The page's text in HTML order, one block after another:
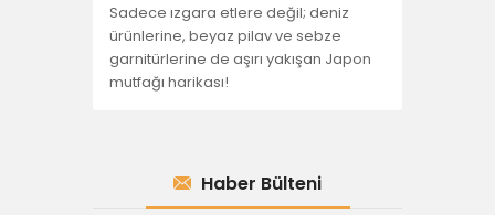
Sadece ızgara etlere değil; deniz
ürünlerine, beyaz pilav ve sebze
garnitürlerine de aşırı yakışan Japon
mutfağı harikası!
Haber Bülteni